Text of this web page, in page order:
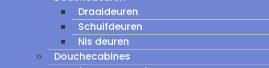
Draaideuren
Schuifdeuren
Nis deuren
Douchecabines